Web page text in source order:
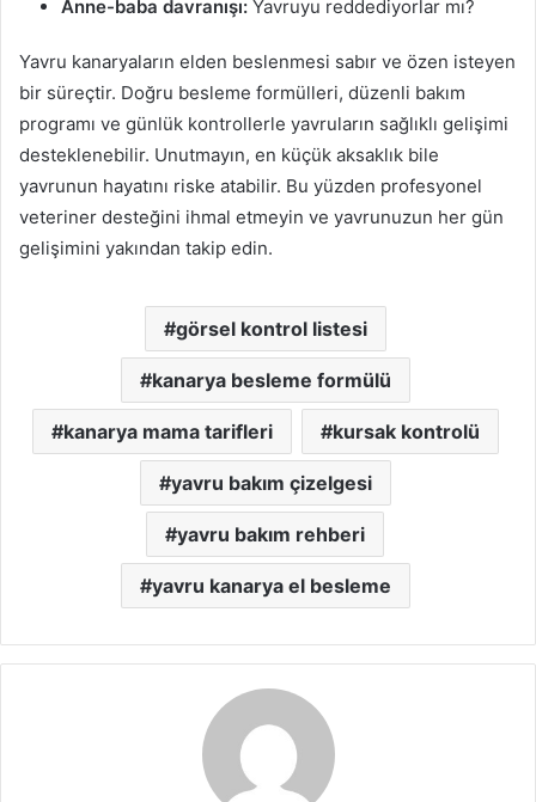
Anne-baba davranışı: Yavruyu reddediyorlar mı?
Yavru kanaryaların elden beslenmesi sabır ve özen isteyen
bir süreçtir. Doğru besleme formülleri, düzenli bakım
programı ve günlük kontrollerle yavruların sağlıklı gelişimi
desteklenebilir. Unutmayın, en küçük aksaklık bile
yavrunun hayatını riske atabilir. Bu yüzden profesyonel
veteriner desteğini ihmal etmeyin ve yavrunuzun her gün
gelişimini yakından takip edin.
görsel kontrol listesi
kanarya besleme formülü
kanarya mama tarifleri kursak kontrolü
yavru bakım çizelgesi
yavru bakım rehberi
yavru kanarya el besleme